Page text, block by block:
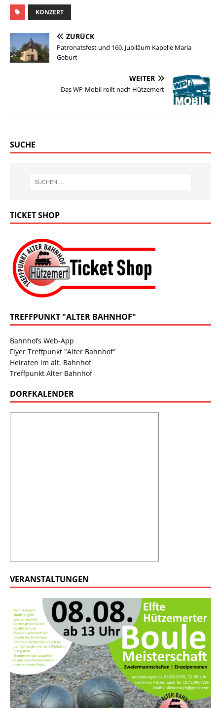
KONZERT
ZURÜCK
Patronatsfest und 160. Jubiläum Kapelle Maria
Geburt
WEITER
Das WP-Mobil rollt nach Hützemert
SUCHE
TICKET SHOP
TREFFPUNKT "ALTER BAHNHOF"
Bahnhofs Web-App
Flyer Treffpunkt "Alter Bahnhof"
Heiraten im alt. Bahnhof
Treffpunkt Alter Bahnhof
DORFKALENDER
VERANSTALTUNGEN